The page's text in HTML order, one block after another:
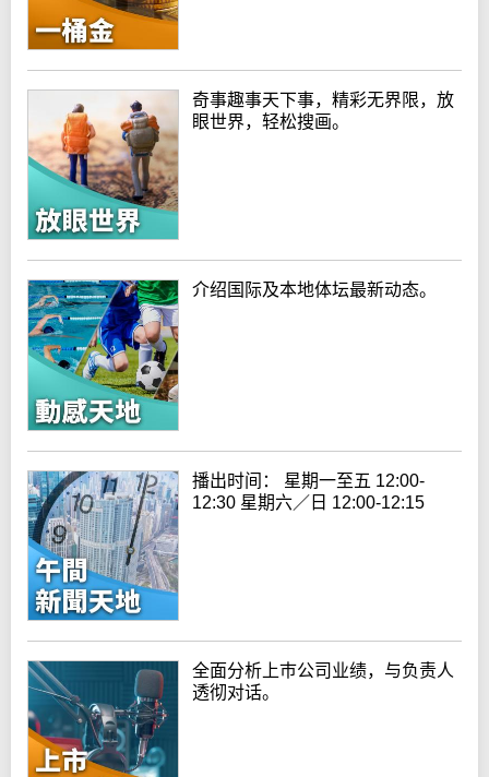
奇事趣事天下事，精彩无界限，放
眼世界，轻松搜画。
介绍国际及本地体坛最新动态。
播出时间： 星期一至五 12:00-
12:30 星期六／日 12:00-12:15
全面分析上巿公司业绩，与负责人
透彻对话。